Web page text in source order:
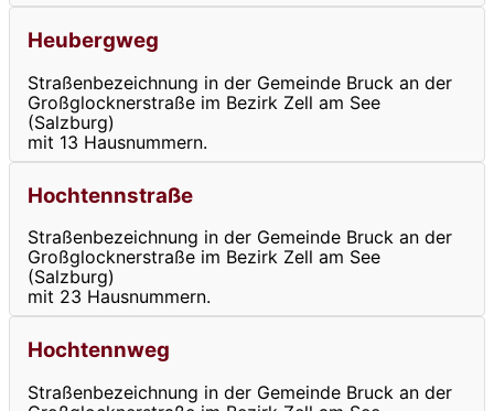
Heubergweg
Straßenbezeichnung in der Gemeinde Bruck an der
Großglocknerstraße im Bezirk Zell am See
(Salzburg)
mit 13 Hausnummern.
Hochtennstraße
Straßenbezeichnung in der Gemeinde Bruck an der
Großglocknerstraße im Bezirk Zell am See
(Salzburg)
mit 23 Hausnummern.
Hochtennweg
Straßenbezeichnung in der Gemeinde Bruck an der